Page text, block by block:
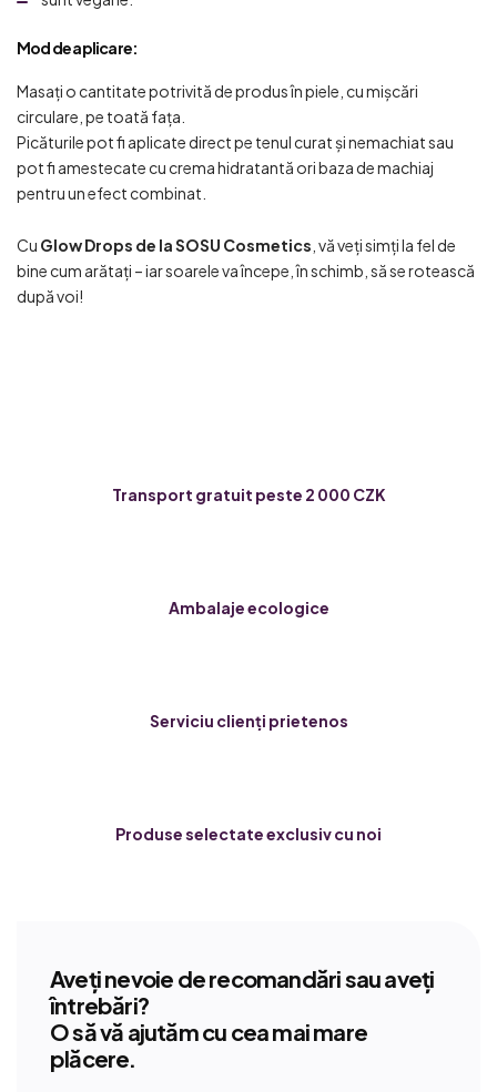
Mod de aplicare:
Masați o cantitate potrivită de produs în piele, cu mișcări
circulare, pe toată fața.
Picăturile pot fi aplicate direct pe tenul curat și nemachiat sau
pot fi amestecate cu crema hidratantă ori baza de machiaj
pentru un efect combinat.
Cu Glow Drops de la SOSU Cosmetics , vă veți simți la fel de
bine cum arătați – iar soarele va începe, în schimb, să se rotească
după voi!
Transport gratuit peste 2 000 CZK
Ambalaje ecologice
Serviciu clienți prietenos
Produse selectate exclusiv cu noi
Aveți nevoie de recomandări sau aveți
întrebări?
O să vă ajutăm cu cea mai mare
plăcere.